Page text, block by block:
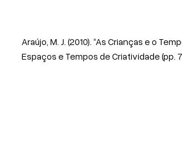
Araújo, M. J. (2010). “As Crianças e o
Espaços e Tempos de Criatividade (pp.